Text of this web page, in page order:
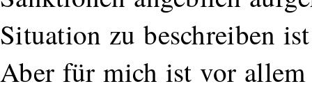
Situation zu beschreiben
Aber für mich ist vor